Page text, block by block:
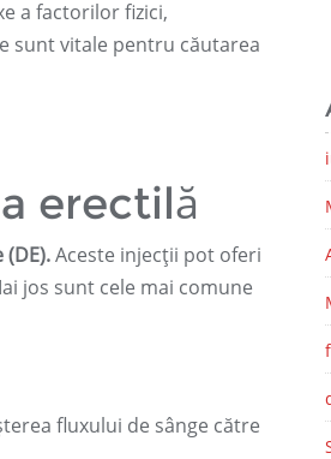
a factorilor fizici,
sunt vitale pentru căutarea
erectilă
Aceste injecții pot oferi
jos sunt cele mai comune
fluxului de sânge către